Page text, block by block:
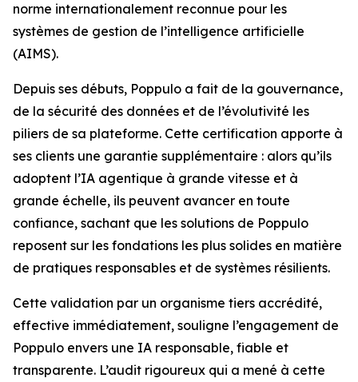
norme internationalement reconnue pour les
systèmes de gestion de l’intelligence artificielle
(AIMS).
Depuis ses débuts, Poppulo a fait de la gouvernance,
de la sécurité des données et de l’évolutivité les
piliers de sa plateforme. Cette certification apporte à
ses clients une garantie supplémentaire : alors qu’ils
adoptent l’IA agentique à grande vitesse et à
grande échelle, ils peuvent avancer en toute
confiance, sachant que les solutions de Poppulo
reposent sur les fondations les plus solides en matière
de pratiques responsables et de systèmes résilients.
Cette validation par un organisme tiers accrédité,
effective immédiatement, souligne l’engagement de
Poppulo envers une IA responsable, fiable et
transparente. L’audit rigoureux qui a mené à cette